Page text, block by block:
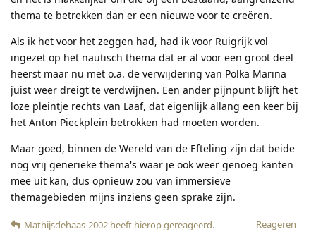
thema te betrekken dan er een nieuwe voor te creëren.
Als ik het voor het zeggen had, had ik voor Ruigrijk vol
ingezet op het nautisch thema dat er al voor een groot deel
heerst maar nu met o.a. de verwijdering van Polka Marina
juist weer dreigt te verdwijnen. Een ander pijnpunt blijft het
loze pleintje rechts van Laaf, dat eigenlijk allang een keer bij
het Anton Pieckplein betrokken had moeten worden.
Maar goed, binnen de Wereld van de Efteling zijn dat beide
nog vrij generieke thema's waar je ook weer genoeg kanten
mee uit kan, dus opnieuw zou van immersieve
themagebieden mijns inziens geen sprake zijn.
Reageren
Mathijsdehaas-2002 heeft hierop gereageerd.